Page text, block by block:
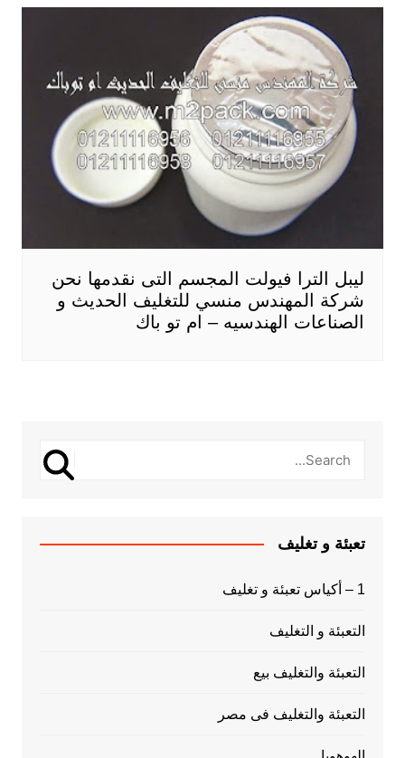
ليبل الترا فيولت المجسم التى نقدمها نحن
شركة المهندس منسي للتغليف الحديث و
الصناعات الهندسيه – ام تو باك
تعبئة و تغليف
1 – أكياس تعبئة و تغليف
التعبئة و التغليف
التعبئة والتغليف بيع
التعبئة والتغليف فى مصر